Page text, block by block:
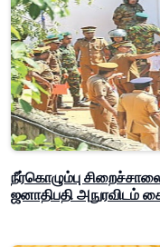
நீர்கொழும்பு
ஜனாதிபதி அநுரவிடம்